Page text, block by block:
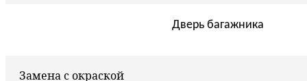
Дверь багажника
Замена с окраской